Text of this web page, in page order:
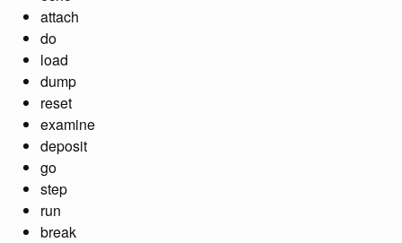
attach
do
load
dump
reset
examine
deposit
go
step
run
break